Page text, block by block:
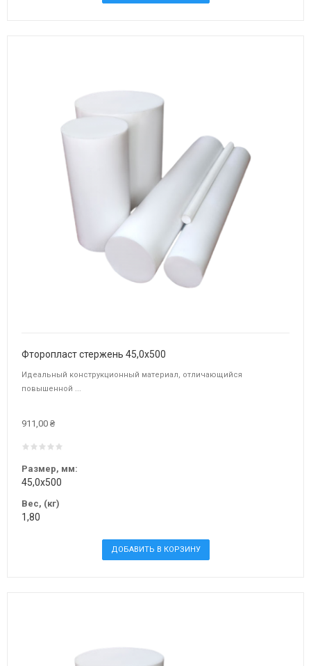
Фторопласт стержень 45,0х500
Идеальный конструкционный материал, отличающийся
повышенной ...
911,00 ₴
Размер, мм:
45,0х500
Вес, (кг)
1,80